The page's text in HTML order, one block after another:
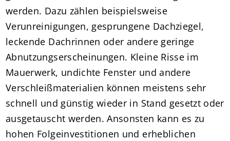
werden. Dazu zählen beispielsweise
Verunreinigungen, gesprungene Dachziegel,
leckende Dachrinnen oder andere geringe
Abnutzungserscheinungen. Kleine Risse im
Mauerwerk, undichte Fenster und andere
Verschleißmaterialien können meistens sehr
schnell und günstig wieder in Stand gesetzt oder
ausgetauscht werden. Ansonsten kann es zu
hohen Folgeinvestitionen und erheblichen